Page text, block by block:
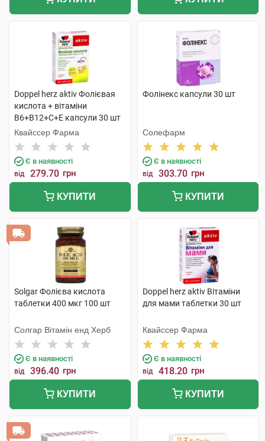
Doppel herz aktiv Фолієвая
кислота + вітаміни
B6+B12+C+E капсули 30 шт
Квайссер Фарма
Є в наявності
від 279.70 грн
КУПИТИ
Фолінекс капсули 30 шт
Солефарм
Є в наявності
від 303.70 грн
КУПИТИ
Solgar Фолієва кислота
таблетки 400 мкг 100 шт
Солгар Вітамін енд Херб
Є в наявності
від 396.40 грн
КУПИТИ
Doppel herz aktiv Вітаміни
для мами таблетки 30 шт
Квайссер Фарма
Є в наявності
від 418.20 грн
КУПИТИ